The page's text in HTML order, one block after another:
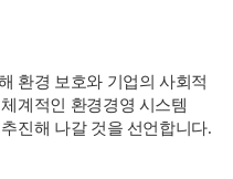
환경 보호와 기업의 사회적
계적인 환경경영 시스템
진해 나갈 것을 선언합니다.